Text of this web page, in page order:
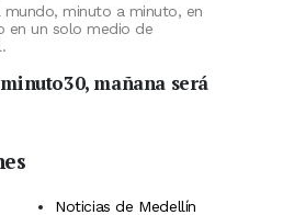
minuto a minuto, en
en un solo medio de
mañana será
Noticias de Medellín